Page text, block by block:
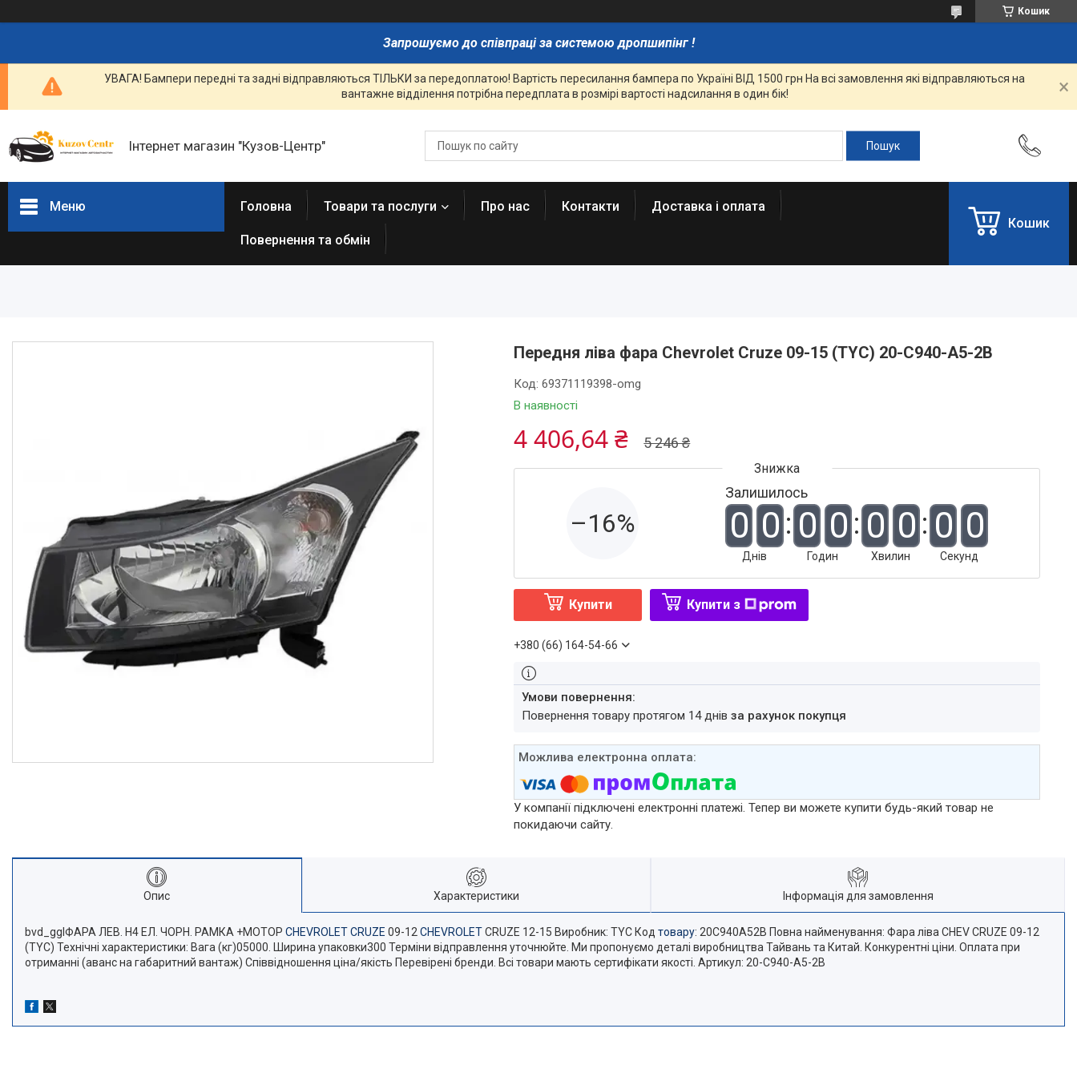
Кошик
Запрошуємо до співпраці за системою дропшипінг !
УВАГА! Бампери передні та задні відправляються ТІЛЬКИ за передоплатою! Вартість пересилання бампера по Україні ВІД 1500 грн На всі замовлення які відправляються на
вантажне відділення потрібна передплата в розмірі вартості надсилання в один бік!
Інтернет магазин "Кузов-Центр"
Меню Головна Товари та послуги Про нас Контакти Доставка і оплата
Повернення та обмін
Кошик
Передня ліва фара Chevrolet Cruze 09-15 (TYC) 20-C940-A5-2B
В наявності
Код:69371119398-omg
5 246 ₴
4 406,64 ₴
–16%
Залишилось
0 0
Днів
0 0
Годин
0 0
Хвилин
0 0
Секунд
Купити Купити з
+380 (66) 164-54-66
повернення товару протягом 14 днівза рахунок покупця
У компанії підключені електронні платежі. Тепер ви можете купити будь-який товар не
покидаючи сайту.
Опис Характеристики Інформація для замовлення
bvd_gglФАРА ЛЕВ. H4 ЕЛ. ЧОРН. РАМКА +МОТОР CHEVROLET CRUZE 09-12 CHEVROLETCRUZE 12-15 Виробник: TYC Код товару: 20C940A52B Повна найменування: Фара ліва CHEV CRUZE 09-12
(TYC) Технічні характеристики: Вага (кг)05000. Ширина упаковки300 Терміни відправлення уточнюйте. Ми пропонуємо деталі виробництва Тайвань та Китай. Конкурентні ціни. Оплата при
отриманні (аванс на габаритний вантаж) Співвідношення ціна/якість Перевірені бренди. Всі товари мають сертифікати якості. Артикул: 20-C940-A5-2B